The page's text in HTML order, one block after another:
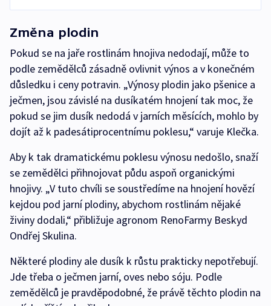
Změna plodin
Pokud se na jaře rostlinám hnojiva nedodají, může to
podle zemědělců zásadně ovlivnit výnos a v konečném
důsledku i ceny potravin. „Výnosy plodin jako pšenice a
ječmen, jsou závislé na dusíkatém hnojení tak moc, že
pokud se jim dusík nedodá v jarních měsících, mohlo by
dojít až k padesátiprocentnímu poklesu,“ varuje Klečka.
Aby k tak dramatickému poklesu výnosu nedošlo, snaží
se zemědělci přihnojovat půdu aspoň organickými
hnojivy. „V tuto chvíli se soustředíme na hnojení hovězí
kejdou pod jarní plodiny, abychom rostlinám nějaké
živiny dodali,“ přibližuje agronom RenoFarmy Beskyd
Ondřej Skulina.
Některé plodiny ale dusík k růstu prakticky nepotřebují.
Jde třeba o ječmen jarní, oves nebo sóju. Podle
zemědělců je pravděpodobné, že právě těchto plodin na